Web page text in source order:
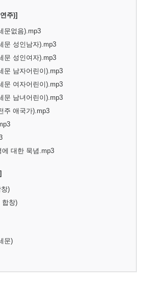
주)]
문없음).mp3
문 성인남자).mp3
문 성인여자).mp3
문 남자어린이).mp3
문 여자어린이).mp3
문 남녀어린이).mp3
주 애국가).mp3
대한 묵념.mp3
)
합창)
문)